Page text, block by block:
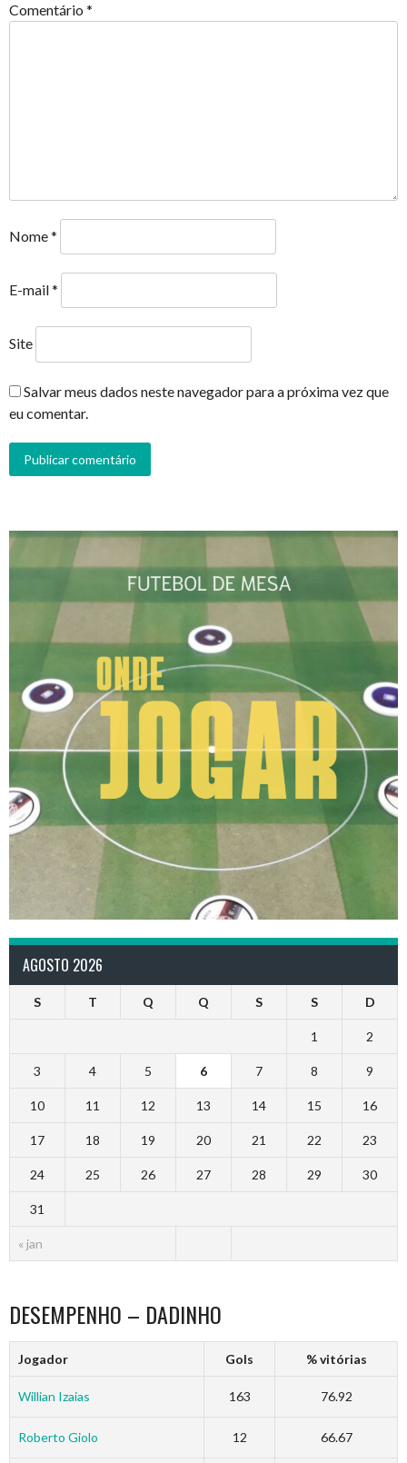
Comentário *
Nome*
E-mail*
Site
Salvar meus dados neste navegador para a próxima vez que
eu comentar.
AGOSTO 2026
S T Q Q S S D
« jan
1 2
3 4 5 6 7 8 9
10 11 12 13 14 15 16
17 18 19 20 21 22 23
24 25 26 27 28 29 30
31
DESEMPENHO – DADINHO
Jogador Gols % vitórias
Willian Izaias 163 76.92
Roberto Giolo 12 66.67